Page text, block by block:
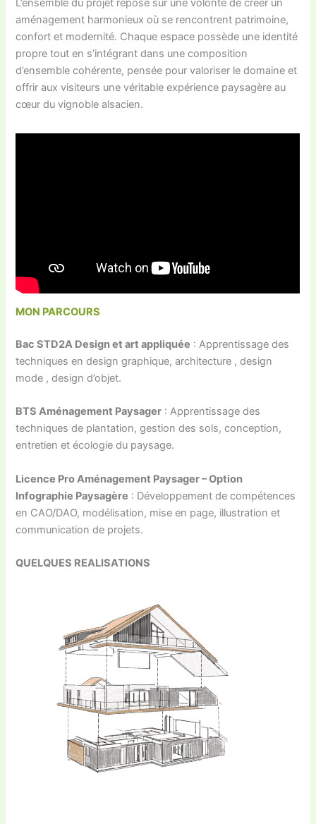
L’ensemble du projet repose sur une volonté de créer un
aménagement harmonieux où se rencontrent patrimoine,
confort et modernité. Chaque espace possède une identité
propre tout en s’intégrant dans une composition
d’ensemble cohérente, pensée pour valoriser le domaine et
offrir aux visiteurs une véritable expérience paysagère au
cœur du vignoble alsacien.
MON PARCOURS
Bac STD2A Design et art appliquée : Apprentissage des
techniques en design graphique, architecture , design
mode , design d’objet.
BTS Aménagement Paysager : Apprentissage des
techniques de plantation, gestion des sols, conception,
entretien et écologie du paysage.
Licence Pro Aménagement Paysager – Option
Infographie Paysagère : Développement de compétences
en CAO/DAO, modélisation, mise en page, illustration et
communication de projets.
QUELQUES REALISATIONS